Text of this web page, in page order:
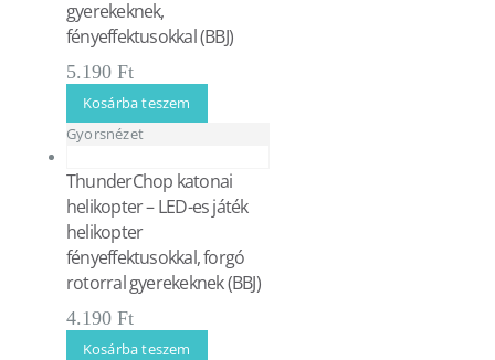
gyerekeknek,
fényeffektusokkal (BBJ)
5.190 Ft
Kosárba teszem
Gyorsnézet
ThunderChop katonai
helikopter – LED-es játék
helikopter
fényeffektusokkal, forgó
rotorral gyerekeknek (BBJ)
4.190 Ft
Kosárba teszem